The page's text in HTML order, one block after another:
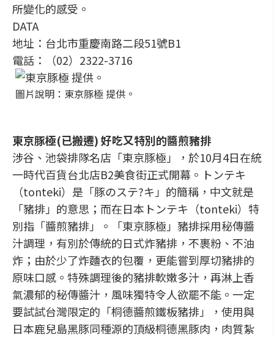
所變化的感受。
DATA
地址：台北市重慶南路二段51號B1
電話：（02）2322-3716
圖片說明：東京豚極 提供。
東京豚極(已搬遷) 好吃又特別的醬煎豬排
涉谷、池袋排隊名店「東京豚極」，於10月4日在統
一時代百貨台北店B2美食街正式開幕。トンテキ
（tonteki）是「豚のステ?キ」的簡稱，中文就是
「豬排」的意思；而在日本トンテキ（tonteki）特
別指「醬煎豬排」。「東京豚極」豬排採用秘傳醬
汁調理，有別於傳統的日式炸豬排，不裹粉、不油
炸；由於少了炸麵衣的包覆，更能嘗到厚切豬排的
原味口感。特殊調理後的豬排軟嫩多汁，再淋上香
氣濃郁的秘傳醬汁，風味獨特令人欲罷不能。一定
要試試台灣限定的「桐德醬煎鐵板豬排」，使用與
日本鹿兒島黑豚同種源的頂級桐德黑豚肉，肉質紮